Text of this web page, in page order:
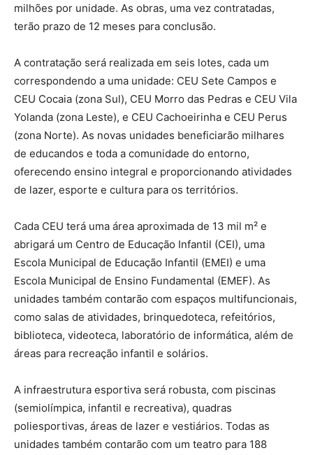
milhões por unidade. As obras, uma vez contratadas,
terão prazo de 12 meses para conclusão.
A contratação será realizada em seis lotes, cada um
correspondendo a uma unidade: CEU Sete Campos e
CEU Cocaia (zona Sul), CEU Morro das Pedras e CEU Vila
Yolanda (zona Leste), e CEU Cachoeirinha e CEU Perus
(zona Norte). As novas unidades beneficiarão milhares
de educandos e toda a comunidade do entorno,
oferecendo ensino integral e proporcionando atividades
de lazer, esporte e cultura para os territórios.
Cada CEU terá uma área aproximada de 13 mil m² e
abrigará um Centro de Educação Infantil (CEI), uma
Escola Municipal de Educação Infantil (EMEI) e uma
Escola Municipal de Ensino Fundamental (EMEF). As
unidades também contarão com espaços multifuncionais,
como salas de atividades, brinquedoteca, refeitórios,
biblioteca, videoteca, laboratório de informática, além de
áreas para recreação infantil e solários.
A infraestrutura esportiva será robusta, com piscinas
(semiolímpica, infantil e recreativa), quadras
poliesportivas, áreas de lazer e vestiários. Todas as
unidades também contarão com um teatro para 188